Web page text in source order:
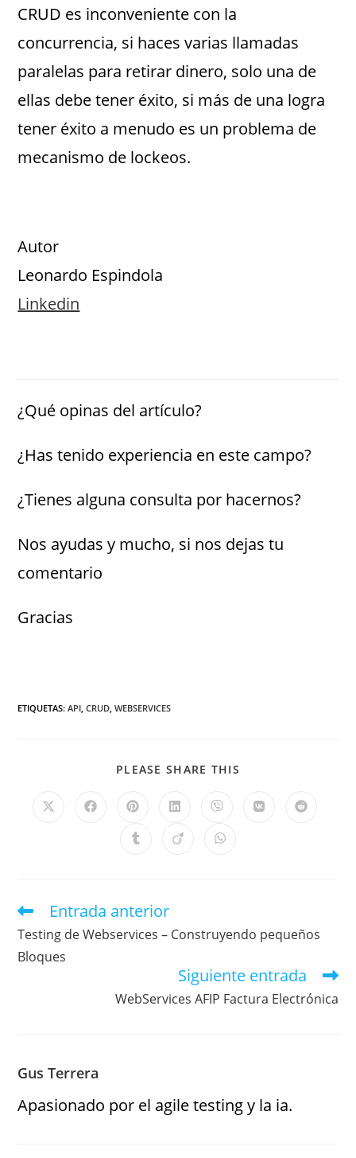
CRUD es inconveniente con la
concurrencia, si haces varias llamadas
paralelas para retirar dinero, solo una de
ellas debe tener éxito, si más de una logra
tener éxito a menudo es un problema de
mecanismo de lockeos.
Autor
Leonardo Espindola
Linkedin
¿Qué opinas del artículo?
¿Has tenido experiencia en este campo?
¿Tienes alguna consulta por hacernos?
Nos ayudas y mucho, si nos dejas tu
comentario
Gracias
ETIQUETAS:API, CRUD, WEBSERVICES
PLEASE SHARE THIS
Entrada anterior
Testing de Webservices – Construyendo pequeños
Bloques
Siguiente entrada
WebServices AFIP Factura Electrónica
Gus Terrera
Apasionado por el agile testing y la ia.